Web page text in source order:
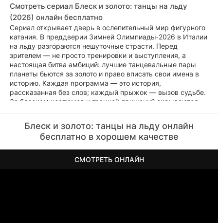
Смотреть сериал Блеск и золото: танцы на льду
(2026) онлайн бесплатно
Сериал открывает дверь в ослепительный мир фигурного
катания. В преддверии Зимней Олимпиады‑2026 в Италии
на льду разгораются нешуточные страсти. Перед
зрителем — не просто тренировки и выступления, а
настоящая битва амбиций: лучшие танцевальные пары
планеты бьются за золото и право вписать свои имена в
историю. Каждая программа — это история,
рассказанная без слов; каждый прыжок — вызов судьбе.
За блеском костюмов и грацией движений скрываются
пьедестал?
Блеск и золото: танцы на льду онлайн
бесплатно в хорошем качестве
СМОТРЕТЬ ОНЛАЙН